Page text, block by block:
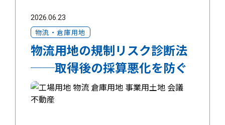
2026.06.23
物流・倉庫用地
物流用地の規制リスク診断法
──取得後の採算悪化を防ぐ